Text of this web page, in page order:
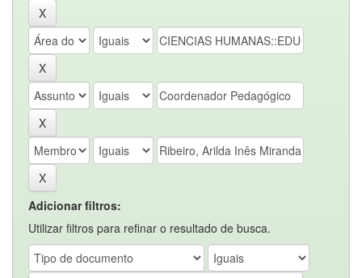
Adicionar filtros:
Utilizar filtros para refinar o resultado de busca.